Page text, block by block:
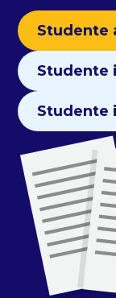
Studente
Studente
Studente